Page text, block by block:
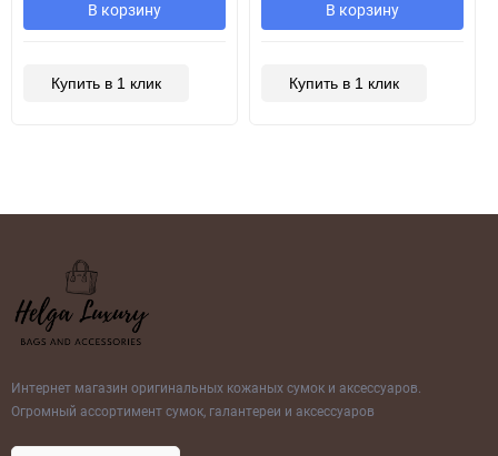
В корзину
Купить в 1 клик
В корзину
Купить в 1 клик
Интернет магазин оригинальных кожаных сумок и аксессуаров.
Огромный ассортимент сумок, галантереи и аксессуаров